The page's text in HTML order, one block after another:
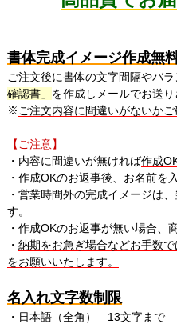
書体完成イメージ作成無
ご注文後に書体の文字間隔やバ
確認書」 を作成しメールでお送り
※ ご注文内容に間違いがないかご
【ご注意】
・内容に間違いが無ければ作成
・作成OKのお返事後、お名前を
・営業時間外の完成イメージは
す。
・作成OKのお返事が無い場合、
・ 納期をお急ぎ場合などお手数
をお願いいたします。
名入れ文字数制限
・日本語（全角） 13文字まで